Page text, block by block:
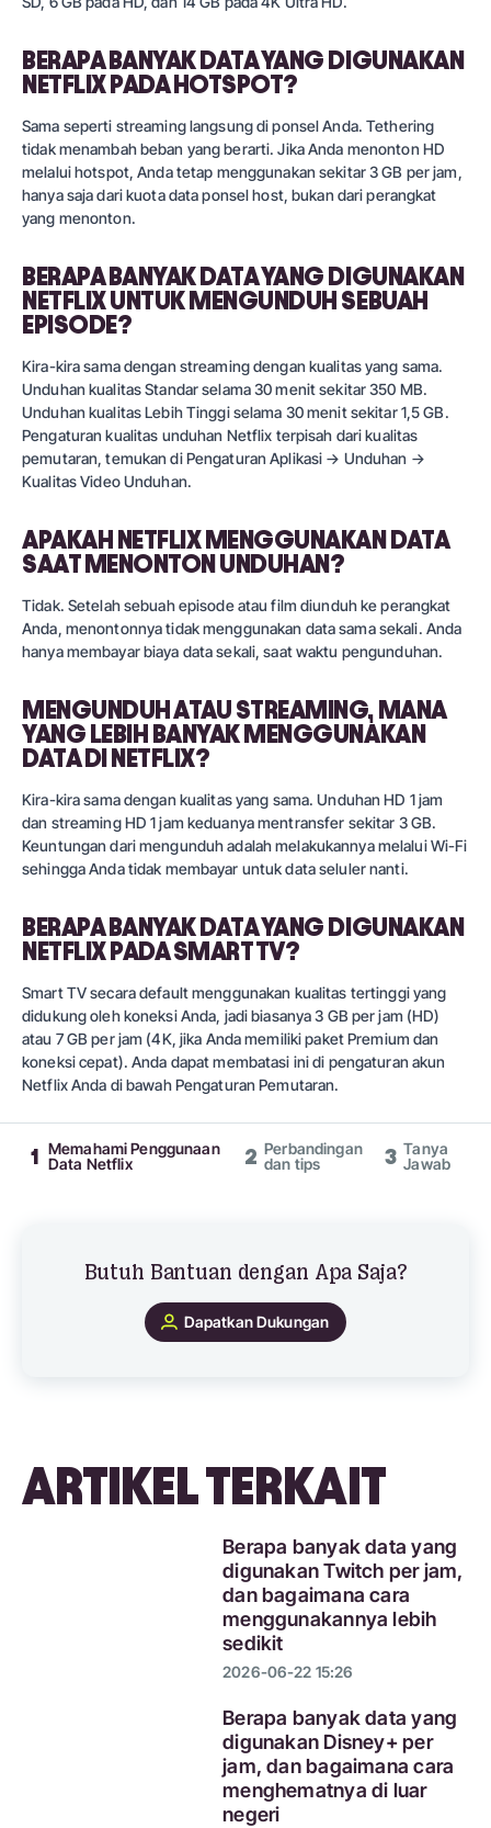
BERAPA BANYAK DATA YANG DIGUNAKAN
NETFLIX PADA HOTSPOT?
Sama seperti streaming langsung di ponsel Anda. Tethering
tidak menambah beban yang berarti. Jika Anda menonton HD
melalui hotspot, Anda tetap menggunakan sekitar 3 GB per jam,
hanya saja dari kuota data ponsel host, bukan dari perangkat
yang menonton.
BERAPA BANYAK DATA YANG DIGUNAKAN
NETFLIX UNTUK MENGUNDUH SEBUAH
EPISODE?
Kira-kira sama dengan streaming dengan kualitas yang sama.
Unduhan kualitas Standar selama 30 menit sekitar 350 MB.
Unduhan kualitas Lebih Tinggi selama 30 menit sekitar 1,5 GB.
Pengaturan kualitas unduhan Netflix terpisah dari kualitas
pemutaran, temukan di Pengaturan Aplikasi → Unduhan →
Kualitas Video Unduhan.
APAKAH NETFLIX MENGGUNAKAN DATA
SAAT MENONTON UNDUHAN?
Tidak. Setelah sebuah episode atau film diunduh ke perangkat
Anda, menontonnya tidak menggunakan data sama sekali. Anda
hanya membayar biaya data sekali, saat waktu pengunduhan.
MENGUNDUH ATAU STREAMING, MANA
YANG LEBIH BANYAK MENGGUNAKAN
DATA DI NETFLIX?
Kira-kira sama dengan kualitas yang sama. Unduhan HD 1 jam
dan streaming HD 1 jam keduanya mentransfer sekitar 3 GB.
Keuntungan dari mengunduh adalah melakukannya melalui Wi-Fi
sehingga Anda tidak membayar untuk data seluler nanti.
BERAPA BANYAK DATA YANG DIGUNAKAN
NETFLIX PADA SMART TV?
Smart TV secara default menggunakan kualitas tertinggi yang
didukung oleh koneksi Anda, jadi biasanya 3 GB per jam (HD)
atau 7 GB per jam (4K, jika Anda memiliki paket Premium dan
koneksi cepat). Anda dapat membatasi ini di pengaturan akun
Netflix Anda di bawah Pengaturan Pemutaran.
1 Memahami Penggunaan
Data Netflix
2 Perbandingan
dan tips
3 Tanya
Jawab
Butuh Bantuan dengan Apa Saja?
Dapatkan Dukungan
ARTIKEL TERKAIT
Berapa banyak data yang
digunakan Twitch per jam,
dan bagaimana cara
menggunakannya lebih
sedikit
2026-06-22 15:26
Berapa banyak data yang
digunakan Disney+ per
jam, dan bagaimana cara
menghematnya di luar
negeri